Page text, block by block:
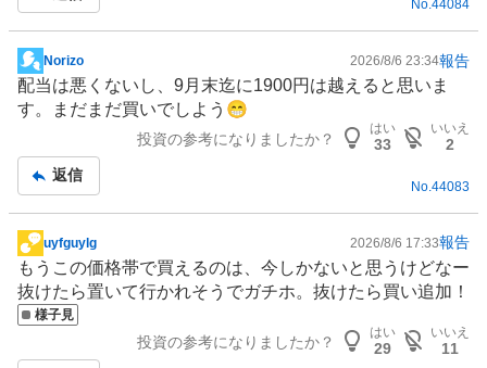
No.44084
掲
示
板
Norizo 2026/8/6 23:34報告
配当は悪くないし、9月末迄に1900円は越えると思いま
す。まだまだ買いでしよう😁
投資の参考になりましたか？
はい
33
いいえ
2
返信
No. 44083
掲
示
板
記
uyfguylg 2026/8/6 17:33報告
もうこの価格帯で買えるのは、今しかないと思うけどなー
抜けたら置いて行かれそうでガチホ。抜けたら買い追加！
様子見
投資の参考になりましたか？
はい
29
いいえ
11